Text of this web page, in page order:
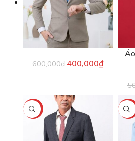
600,000₫ 400,000₫
-20% -20%